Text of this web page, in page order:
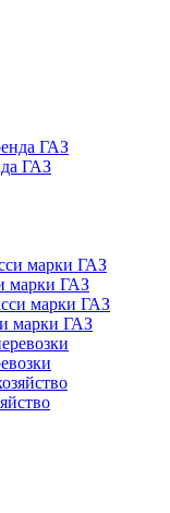
ГАЗ
марки ГАЗ
марки ГАЗ